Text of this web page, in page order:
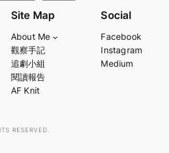
Site Map
About Me
觀察手記
追劇小組
閱讀報告
AF Knit
Social
Facebook
Instagram
Medium
RESERVED.